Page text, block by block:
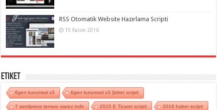
RSS Otomatik Website Hazırlama Scripti
15 Kasım 2016
Etiket
6gen kurumsal v3 6gen kurumsal v3 Şirket scripti
7 wordpress teması warez indir 2015 E Ticaret scripti 2016 haber scripti